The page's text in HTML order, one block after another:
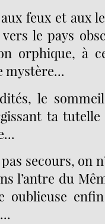
feux et aux
le pays
orphique, à
mystère...
le
ta tutelle
secours, on
l’antre du
oublieuse